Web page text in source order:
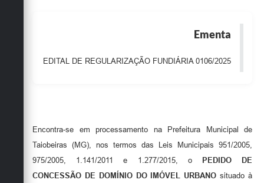
Telefones Úteis
Contato
Ementa
EDITAL DE REGULARIZAÇÃO FUNDIÁRIA 0106/2025
Encontra-se em processamento na Prefeitura Municipal de
Taiobeiras (MG), nos termos das Leis Municipais 951/2005,
975/2005, 1.141/2011 e 1.277/2015, o
PEDIDO DE
CONCESSÃO DE DOMÍNIO DO IMÓVEL URBANOsituado à